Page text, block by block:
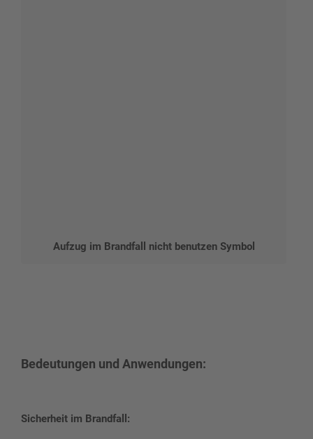
Aufzug im Brandfall nicht benutzen Symbol
Bedeutungen und Anwendungen:
Sicherheit im Brandfall: